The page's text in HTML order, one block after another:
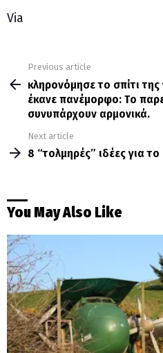
Via
more
Previous article
κληρονόμησε το σπίτι της
έκανε πανέμορφο: Tο
συνυπάρχουν αρμονικά.
Next article
8 “τολμηρές” ιδέες για
You May Also Like